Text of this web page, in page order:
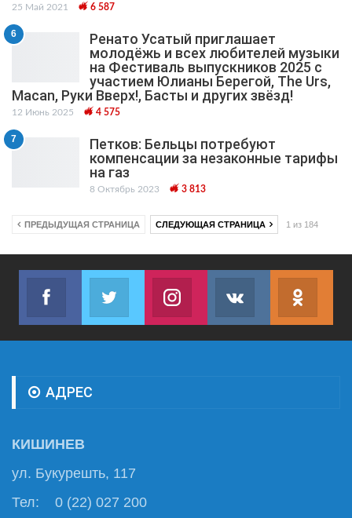
25 Май 2021 6 587
6
Ренато Усатый приглашает
молодёжь и всех любителей музыки
на Фестиваль выпускников 2025 с
участием Юлианы Берегой, The Urs,
Macan, Руки Вверх!, Басты и других звёзд!
12 Июнь 2025 4 575
7
Петков: Бельцы потребуют
компенсации за незаконные тарифы
на газ
8 Октябрь 2023 3 813
ПРЕДЫДУЩАЯ СТРАНИЦА СЛЕДУЮЩАЯ СТРАНИЦА 1 из 184
Facebook
Join us on Facebook
Twitter
Join us on TwitterJoin us on InstagramJoin us on VK
АДРЕС
КИШИНЕВ
ул. Букурешть, 117
Тел: 0 (22) 027 200